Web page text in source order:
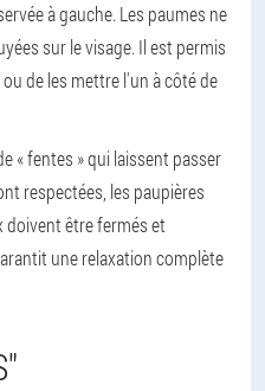
à gauche. Les paumes ne
sur le visage. Il est permis
de les mettre l'un à côté de
« fentes » qui laissent passer
respectées, les paupières
doivent être fermés et
une relaxation complète